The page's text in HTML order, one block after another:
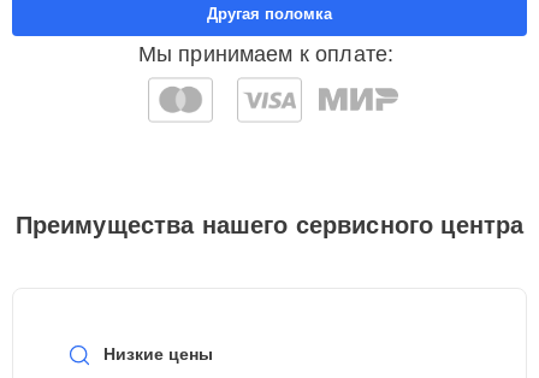
Мы принимаем к оплате:
Другая поломка
Преимущества нашего сервисного центра
Низкие цены